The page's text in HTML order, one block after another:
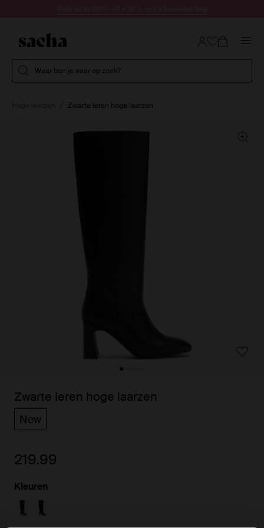
Waar ben je naar op zoek?
Zwarte leren hoge laarzen
Zwarte leren hoge laarzen
New
219.99
Kleuren